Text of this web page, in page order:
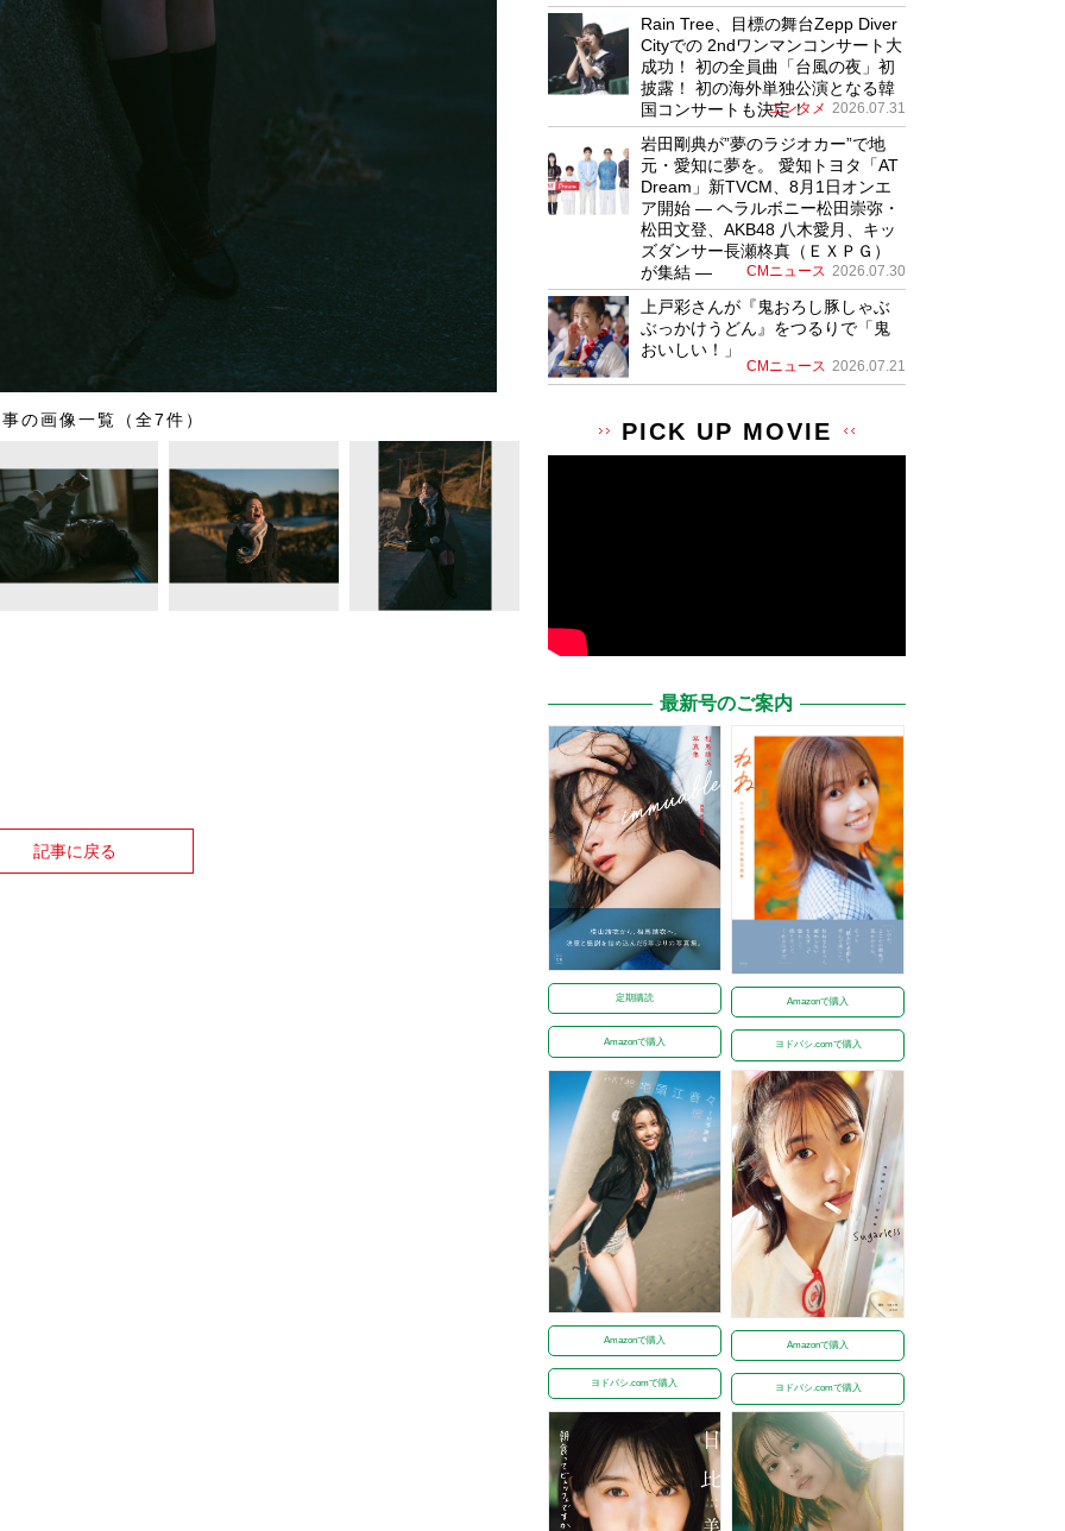
の画像一覧（全7件）
記事に戻る
Rain Tree、目標の舞台Zepp Diver
Cityでの 2ndワンマンコンサート大
成功！ 初の全員曲「台風の夜」初
披露！ 初の海外単独公演となる韓
国コンサートも決定！
エンタメ 2026.07.31
岩田剛典が”夢のラジオカー”で地
元・愛知に夢を。 愛知トヨタ「AT
Dream」新TVCM、8月1日オンエ
ア開始 ― ヘラルボニー松田崇弥・
松田文登、AKB48 八木愛月、キッ
ズダンサー長瀬柊真（ＥＸＰＧ）
が集結 ―
CMニュース 2026.07.30
上戸彩さんが『鬼おろし豚しゃぶ
ぶっかけうどん』をつるりで「鬼
おいしい！」
CMニュース 2026.07.21
PICK UP MOVIE
最新号のご案内
定期購読
Amazonで購入
Amazonで購入
ヨドバシ.comで購入
Amazonで購入
ヨドバシ.comで購入
Amazonで購入
ヨドバシ.comで購入